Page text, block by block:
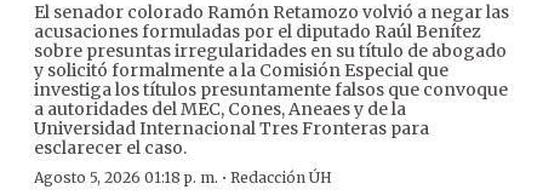
El senador colorado Ramón Retamozo volvió a negar las
acusaciones formuladas por el diputado Raúl Benítez
sobre presuntas irregularidades en su título de abogado
y solicitó formalmente a la Comisión Especial que
investiga los títulos presuntamente falsos que convoque
a autoridades del MEC, Cones, Aneaes y de la
Universidad Internacional Tres Fronteras para
esclarecer el caso.
Agosto 5, 2026 01:18 p. m. · Redacción ÚH